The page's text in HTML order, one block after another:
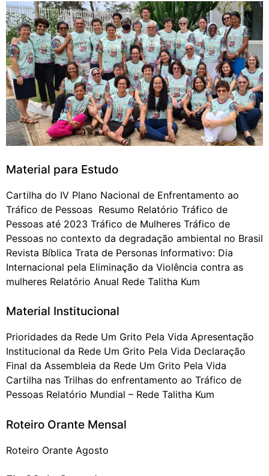
Material para Estudo
Cartilha do IV Plano Nacional de Enfrentamento ao
Tráfico de Pessoas Resumo Relatório Tráfico de
Pessoas até 2023 Tráfico de Mulheres Tráfico de
Pessoas no contexto da degradação ambiental no Brasil
Revista Bíblica Trata de Personas Informativo: Dia
Internacional pela Eliminação da Violência contra as
mulheres Relatório Anual Rede Talitha Kum
Material Institucional
Prioridades da Rede Um Grito Pela Vida Apresentação
Institucional da Rede Um Grito Pela Vida Declaração
Final da Assembleia da Rede Um Grito Pela Vida
Cartilha nas Trilhas do enfrentamento ao Tráfico de
Pessoas Relatório Mundial – Rede Talitha Kum
Roteiro Orante Mensal
Roteiro Orante Agosto